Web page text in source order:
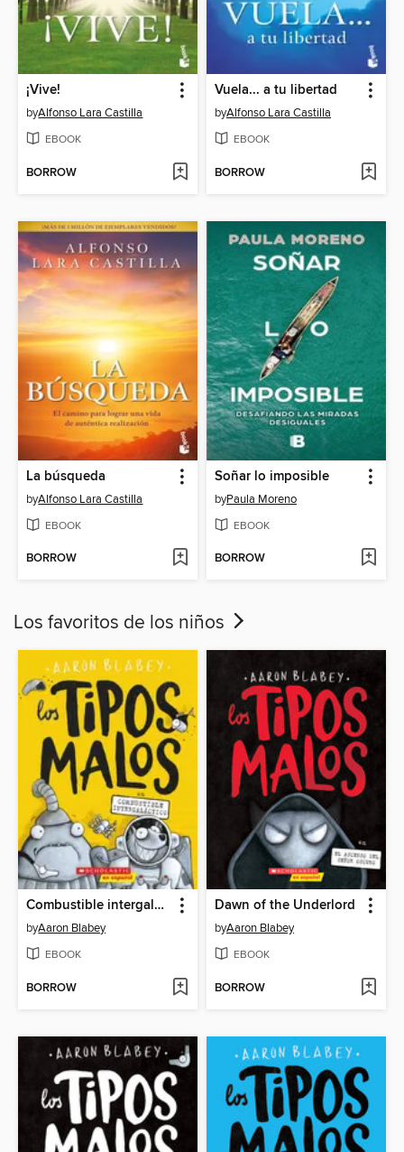
¡Vive!
byAlfonso Lara Castilla
EBOOK
BORROW
Vuela... a tu libertad
byAlfonso Lara Castilla
EBOOK
BORROW
La búsqueda
byAlfonso Lara Castilla
EBOOK
BORROW
Soñar lo imposible
byPaula Moreno
EBOOK
BORROW
Los favoritos de los niños
Combustible intergaláctico
byAaron Blabey
EBOOK
BORROW
Dawn of the Underlord
byAaron Blabey
EBOOK
BORROW